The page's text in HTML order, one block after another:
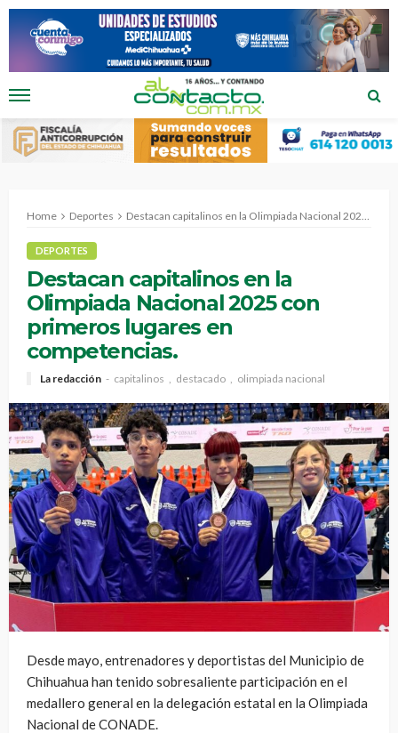
Home Deportes Destacan capitalinos en la Olimpiada Nacional 2025 con primeros lugares en competencias.
DEPORTES
Destacan capitalinos en la
Olimpiada Nacional 2025 con
primeros lugares en
competencias.
La redacción capitalinos destacado olimpiada nacional
Desde mayo, entrenadores y deportistas del Municipio de
Chihuahua han tenido sobresaliente participación en el
medallero general en la delegación estatal en la Olimpiada
Nacional de CONADE.